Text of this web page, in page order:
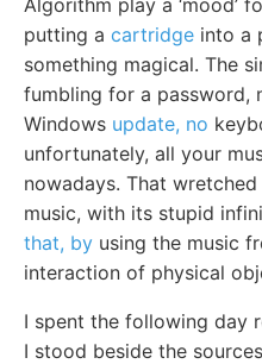
putting a cartridge into a
something magical. The
fumbling for a password,
Windows update, no
unfortunately, all your
nowadays. That
music, with its stupid
that, by using the music
interaction of physical
I spent the following day
I stood beside the